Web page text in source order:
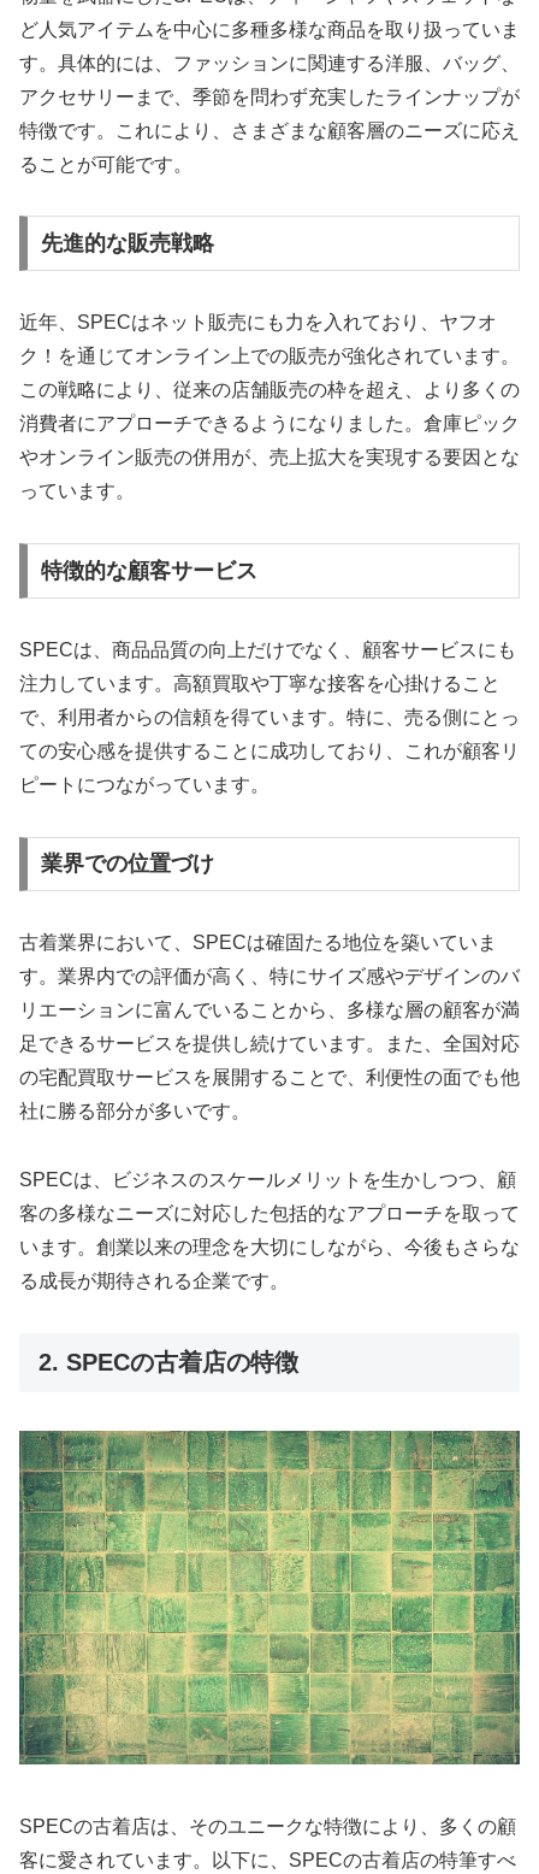
ど人気アイテムを中心に多種多様な商品を取り扱っていま
す。具体的には、ファッションに関連する洋服、バッグ、
アクセサリーまで、季節を問わず充実したラインナップが
特徴です。これにより、さまざまな顧客層のニーズに応え
ることが可能です。
先進的な販売戦略
近年、SPECはネット販売にも力を入れており、ヤフオ
ク！を通じてオンライン上での販売が強化されています。
この戦略により、従来の店舗販売の枠を超え、より多くの
消費者にアプローチできるようになりました。倉庫ピック
やオンライン販売の併用が、売上拡大を実現する要因とな
っています。
特徴的な顧客サービス
SPECは、商品品質の向上だけでなく、顧客サービスにも
注力しています。高額買取や丁寧な接客を心掛けること
で、利用者からの信頼を得ています。特に、売る側にとっ
ての安心感を提供することに成功しており、これが顧客リ
ピートにつながっています。
業界での位置づけ
古着業界において、SPECは確固たる地位を築いていま
す。業界内での評価が高く、特にサイズ感やデザインのバ
リエーションに富んでいることから、多様な層の顧客が満
足できるサービスを提供し続けています。また、全国対応
の宅配買取サービスを展開することで、利便性の面でも他
社に勝る部分が多いです。
SPECは、ビジネスのスケールメリットを生かしつつ、顧
客の多様なニーズに対応した包括的なアプローチを取って
います。創業以来の理念を大切にしながら、今後もさらな
る成長が期待される企業です。
2. SPECの古着店の特徴
SPECの古着店は、そのユニークな特徴により、多くの顧
客に愛されています。以下に、SPECの古着店の特筆すべ